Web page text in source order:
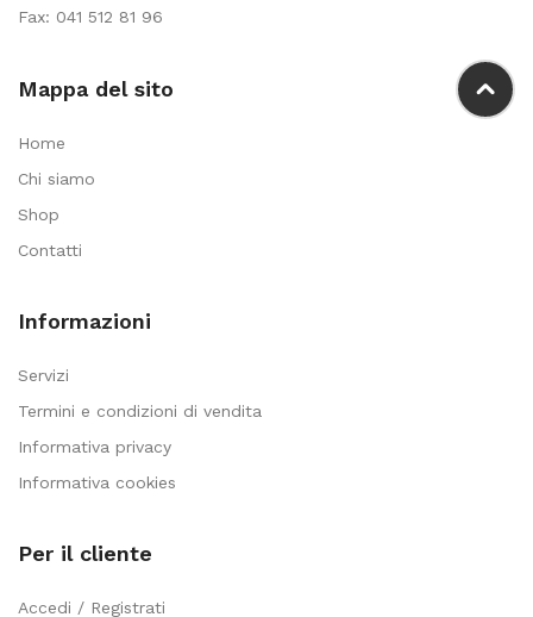
Fax: 041 512 81 96
Mappa del sito
Home
Chi siamo
Shop
Contatti
Informazioni
Servizi
Termini e condizioni di vendita
Informativa privacy
Informativa cookies
Per il cliente
Accedi / Registrati